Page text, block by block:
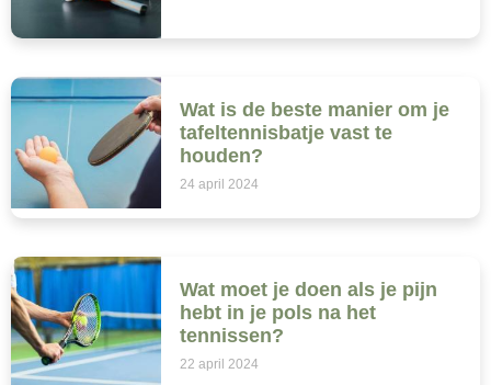
Wat is de beste manier om je
tafeltennisbatje vast te
houden?
24 april 2024
Wat moet je doen als je pijn
hebt in je pols na het
tennissen?
22 april 2024